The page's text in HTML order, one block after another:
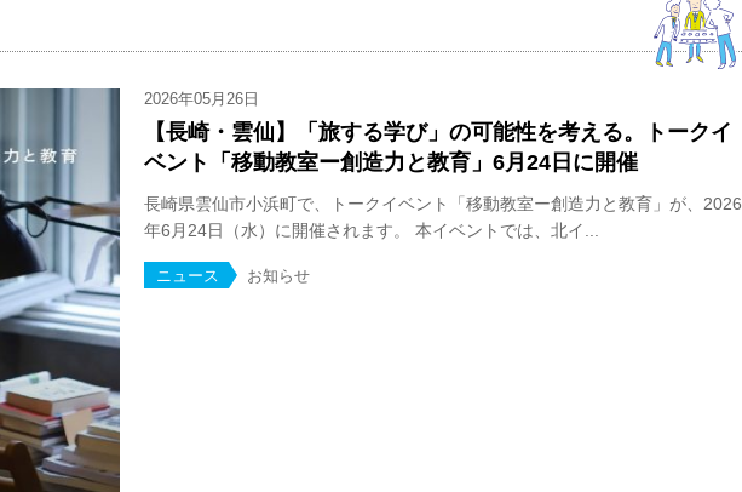
2026年05月26日
【長崎・雲仙】「旅する学び」の可能性を考える。トークイ
ベント「移動教室ー創造力と教育」6月24日に開催
長崎県雲仙市小浜町で、トークイベント「移動教室ー創造力と教育」が、2026
年6月24日（水）に開催されます。 本イベントでは、北イ...
ニュース お知らせ